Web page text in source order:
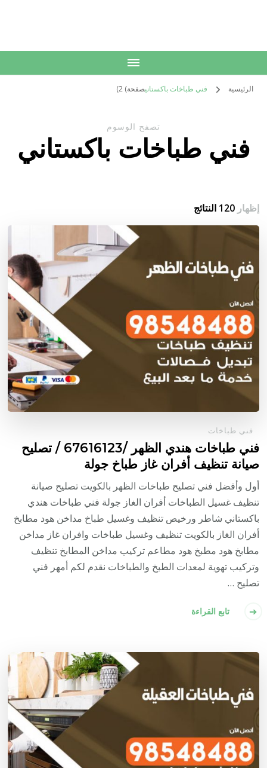
الرئيسية فني طباخات باكستانيصفحة) 2)
تصفح الوسوم
فني طباخات باكستاني
إظهار120 النتائج
فني طباخات
فني طباخات هندي الظهر /67616123 / تصليح
صيانة تنظيف أفران غاز طباخ جولة
أول وأفضل فني تصليح طباخات الظهر بالكويت تصليح صيانة
تنظيف غسيل الطباخات أفران الغاز جولة فني طباخات هندي
باكستاني شاطر ورخيص تنظيف وغسيل طباخ مداخن هود مطابخ
أفران الغاز بالكويت تنظيف وغسيل طباخات وافران غاز مداخن
مطابخ هود مطبخ هود مطاعم تركيب مداخن المطابخ تنظيف
وتركيب تهوية لمعدات الطبخ والطباخات نقدم لكم أمهر فني
تصليح …
تابع القراءة